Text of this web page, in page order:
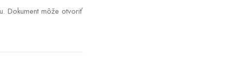
Dokument môže otvoriť